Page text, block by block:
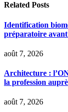
Related Posts
Identification
préparatoire avant
août 7, 2026
Architecture :
la profession
août 7, 2026